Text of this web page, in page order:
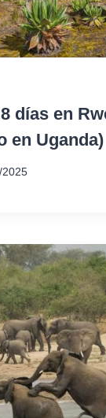
días en
en Uganda)
2025